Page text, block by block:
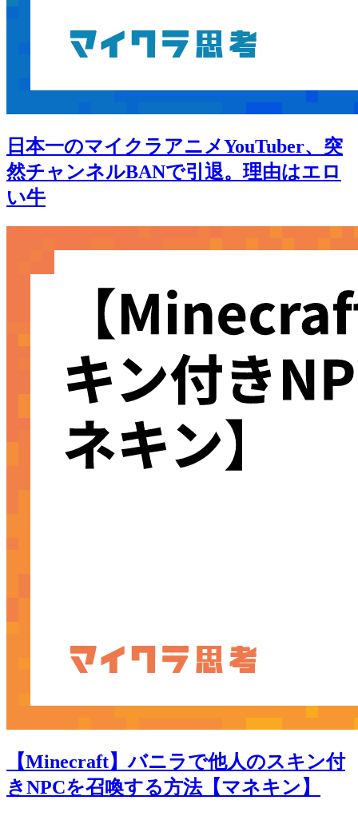
日本一のマイクラアニメYouTuber、突
然チャンネルBANで引退。理由はエロ
い牛
【Minecraft】バニラで他人のスキン付
きNPCを召喚する方法【マネキン】